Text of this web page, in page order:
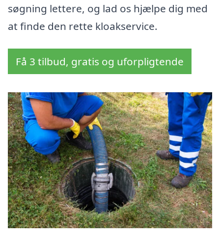
søgning lettere, og lad os hjælpe dig med
at finde den rette kloakservice.
Få 3 tilbud, gratis og uforpligtende